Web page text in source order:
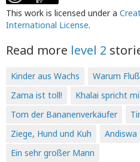
This work is licensed under a
International License.
Read more level 2
Kinder aus Wachs
Warum
Zama ist toll!
Khalai spricht
Tom der Bananenverkäufer
Ziege, Hund und Kuh
Ein sehr großer Mann